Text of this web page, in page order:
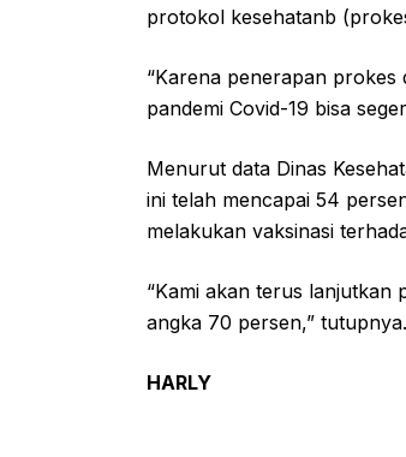
protokol kesehatanb
“Karena penerapan
pandemi Covid-19 bisa
Menurut data Dinas
ini telah mencapai 54
melakukan vaksinasi
“Kami akan terus lanjutkan
angka 70 persen,” tutupnya.
HARLY